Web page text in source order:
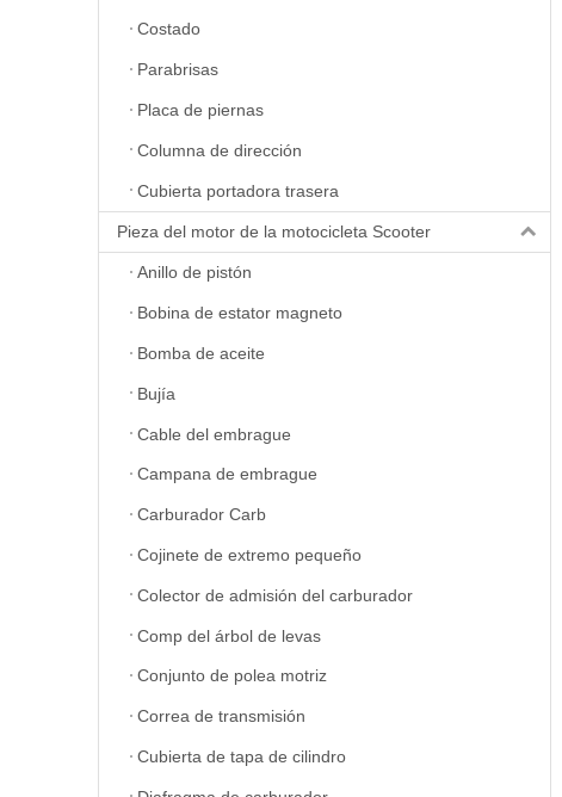
Costado
Parabrisas
Placa de piernas
Columna de dirección
Cubierta portadora trasera
Pieza del motor de la motocicleta Scooter
Anillo de pistón
Bobina de estator magneto
Bomba de aceite
Bujía
Cable del embrague
Campana de embrague
Carburador Carb
Cojinete de extremo pequeño
Colector de admisión del carburador
Comp del árbol de levas
Conjunto de polea motriz
Correa de transmisión
Cubierta de tapa de cilindro